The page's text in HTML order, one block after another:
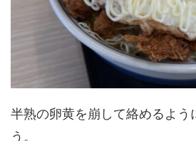
半熟の卵黄を崩して絡めるよう
う。